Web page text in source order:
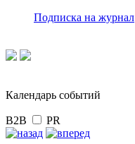
Подписка на журнал
Календарь событий
B2B PR